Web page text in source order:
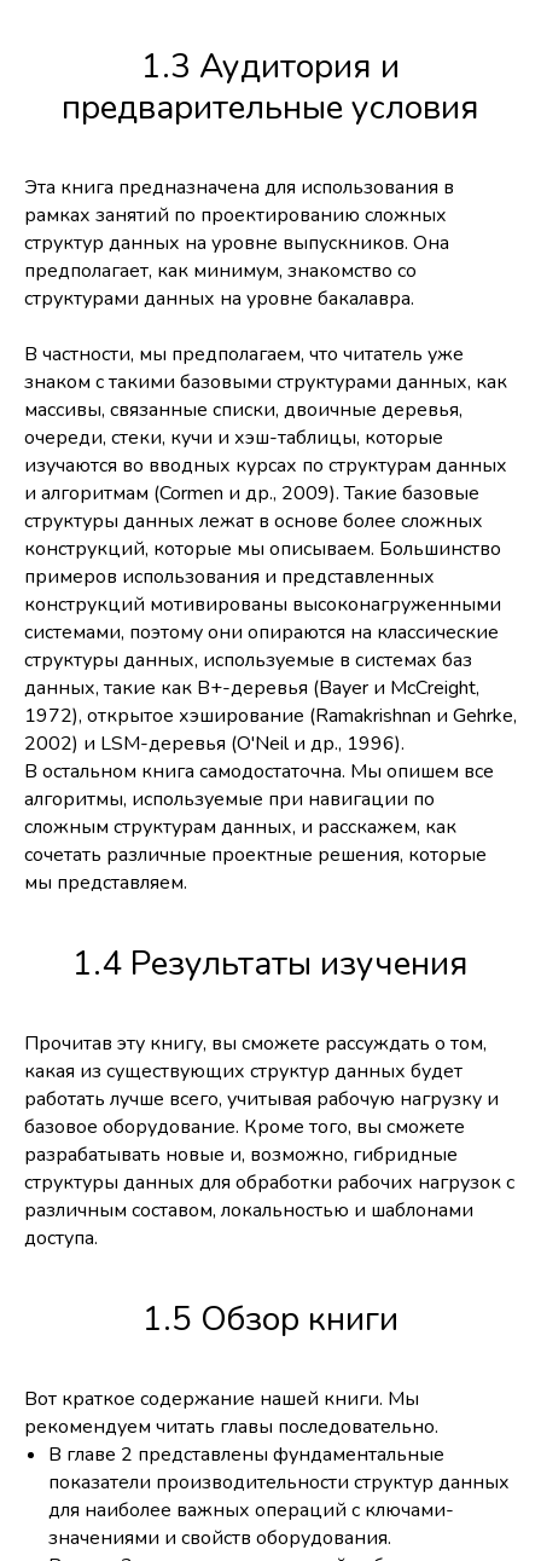
1.3 Аудитория и
предварительные условия
Эта книга предназначена для использования в
рамках занятий по проектированию сложных
структур данных на уровне выпускников. Она
предполагает, как минимум, знакомство со
структурами данных на уровне бакалавра.
В частности, мы предполагаем, что читатель уже
знаком с такими базовыми структурами данных, как
массивы, связанные списки, двоичные деревья,
очереди, стеки, кучи и хэш-таблицы, которые
изучаются во вводных курсах по структурам данных
и алгоритмам (Cormen и др., 2009). Такие базовые
структуры данных лежат в основе более сложных
конструкций, которые мы описываем. Большинство
примеров использования и представленных
конструкций мотивированы высоконагруженными
системами, поэтому они опираются на классические
структуры данных, используемые в системах баз
данных, такие как B+-деревья (Bayer и McCreight,
1972), открытое хэширование (Ramakrishnan и Gehrke,
2002) и LSM-деревья (O'Neil и др., 1996).
В остальном книга самодостаточна. Мы опишем все
алгоритмы, используемые при навигации по
сложным структурам данных, и расскажем, как
сочетать различные проектные решения, которые
мы представляем.
1.4 Результаты изучения
Прочитав эту книгу, вы сможете рассуждать о том,
какая из существующих структур данных будет
работать лучше всего, учитывая рабочую нагрузку и
базовое оборудование. Кроме того, вы сможете
разрабатывать новые и, возможно, гибридные
структуры данных для обработки рабочих нагрузок с
различным составом, локальностью и шаблонами
доступа.
1.5 Обзор книги
Вот краткое содержание нашей книги. Мы
рекомендуем читать главы последовательно.
В главе 2 представлены фундаментальные
показатели производительности структур данных
для наиболее важных операций с ключами-
значениями и свойств оборудования.